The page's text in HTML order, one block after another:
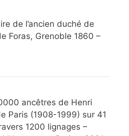
de l’ancien duché de
Foras, Grenoble 1860 –
ancêtres de Henri
Paris (1908-1999) sur 41
1200 lignages –